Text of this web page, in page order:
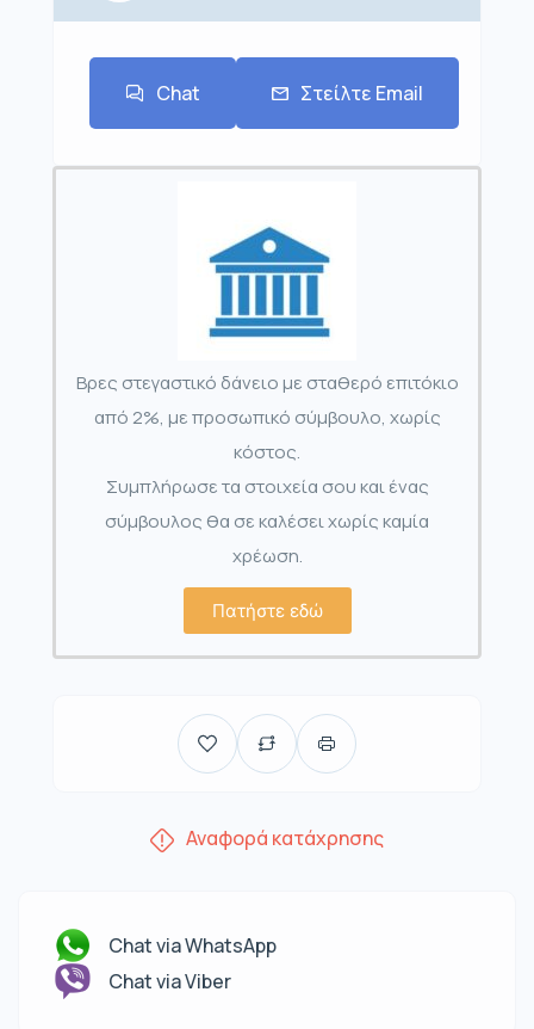
Chat Στείλτε Email
Βρες στεγαστικό δάνειο με σταθερό επιτόκιο
από 2%, με προσωπικό σύμβουλο, χωρίς
κόστος.
Συμπλήρωσε τα στοιχεία σου και ένας
σύμβουλος θα σε καλέσει χωρίς καμία
χρέωση.
Πατήστε εδώ
Αναφορά κατάχρησης
Chat via WhatsApp
Chat via Viber